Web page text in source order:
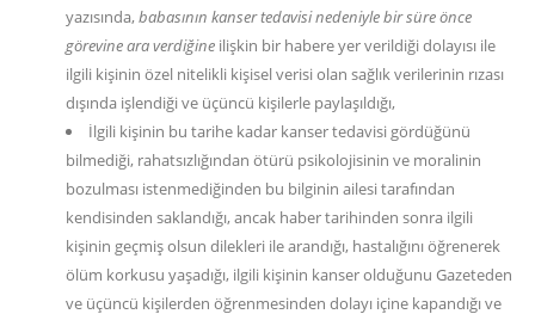
yazısında,babasının kanser tedavisi nedeniyle bir süre önce
görevine ara verdiğine ilişkin bir habere yer verildiği dolayısı ile
ilgili kişinin özel nitelikli kişisel verisi olan sağlık verilerinin rızası
dışında işlendiği ve üçüncü kişilerle paylaşıldığı,
İlgili kişinin bu tarihe kadar kanser tedavisi gördüğünü
bilmediği, rahatsızlığından ötürü psikolojisinin ve moralinin
bozulması istenmediğinden bu bilginin ailesi tarafından
kendisinden saklandığı, ancak haber tarihinden sonra ilgili
kişinin geçmiş olsun dilekleri ile arandığı, hastalığını öğrenerek
ölüm korkusu yaşadığı, ilgili kişinin kanser olduğunu Gazeteden
ve üçüncü kişilerden öğrenmesinden dolayı içine kapandığı ve